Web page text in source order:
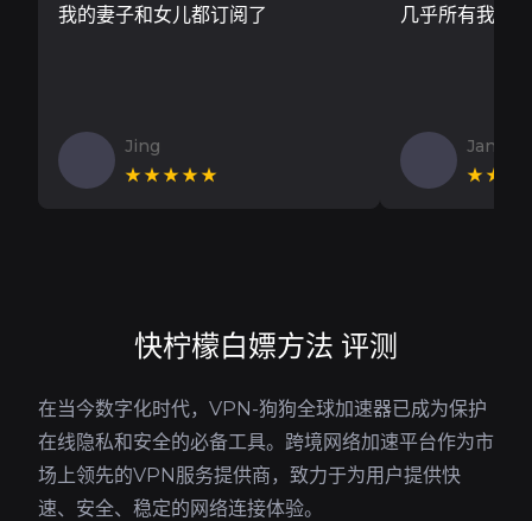
我的妻子和女儿都订阅了
Jing
★★★★★
几乎所有我需
Jan V
快柠檬白嫖方法 评测
在当今数字化时代，VPN-狗狗全球加速器已成为保护
在线隐私和安全的必备工具。跨境网络加速平台作为市
场上领先的VPN服务提供商，致力于为用户提供快
速、安全、稳定的网络连接体验。